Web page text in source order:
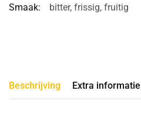
Smaak:
bitter, frissig, fruitig
Beschrijving Extra informatie